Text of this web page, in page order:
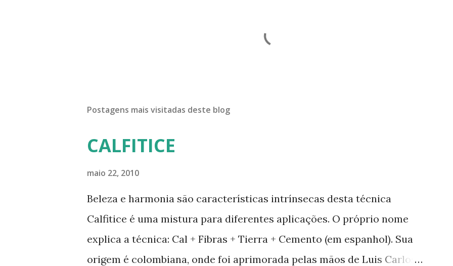
Postagens mais visitadas deste blog
CALFITICE
maio 22, 2010
Beleza e harmonia são características intrínsecas desta técnica
Calfitice é uma mistura para diferentes aplicações. O próprio nome
explica a técnica: Cal + Fibras + Tierra + Cemento (em espanhol). Sua
origem é colombiana, onde foi aprimorada pelas mãos de Luis Carlos